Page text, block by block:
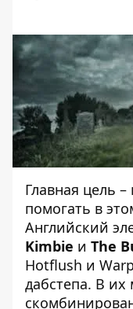
Главная цель
помогать в
Английский
Kimbie и The
Hotflush и
дабстепа. В их